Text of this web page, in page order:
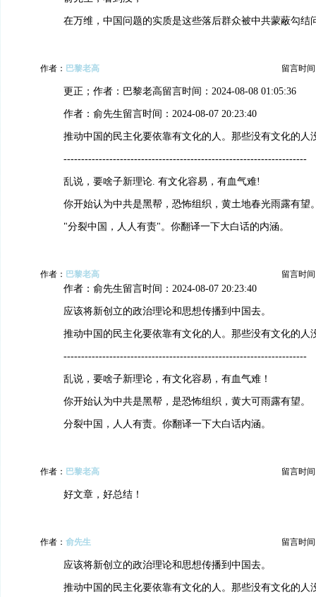
在万维，中国问题的实质是这些落后群众被中共蒙蔽勾结
作者： 巴黎老高 留言时间
更正；作者：巴黎老高留言时间：2024-08-08 01:05:36
作者：俞先生留言时间：2024-08-07 20:23:40
推动中国的民主化要依靠有文化的人。那些没有文化的人
---------------------------------------------------------------------
乱说，要啥子新理论. 有文化容易，有血气难!
你开始认为中共是黑帮，恐怖组织，黄土地春光雨露有望
"分裂中国，人人有责"。你翻译一下大白话的内涵。
作者： 巴黎老高 留言时间
作者：俞先生留言时间：2024-08-07 20:23:40
应该将新创立的政治理论和思想传播到中国去。
推动中国的民主化要依靠有文化的人。那些没有文化的人
---------------------------------------------------------------------
乱说，要啥子新理论，有文化容易，有血气难！
你开始认为中共是黑帮，是恐怖组织，黄大可雨露有望。
分裂中国，人人有责。你翻译一下大白话内涵。
作者： 巴黎老高 留言时间
好文章，好总结！
作者： 俞先生 留言时间
应该将新创立的政治理论和思想传播到中国去。
推动中国的民主化要依靠有文化的人。那些没有文化的人